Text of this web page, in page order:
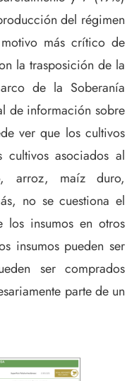
del régimen
más crítico de
la trasposición de la
de la Soberanía
de información sobre
ver que los cultivos
asociados al
arroz, maíz duro,
no se cuestiona el
insumos en otros
insumos pueden ser
ser comprados
parte de un